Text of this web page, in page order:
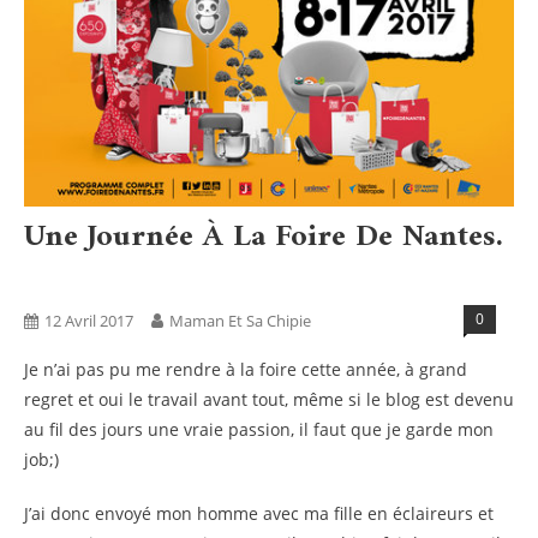
Une Journée À La Foire De Nantes.
12 Avril 2017 Maman Et Sa Chipie 0
Je n’ai pas pu me rendre à la foire cette année, à grand
regret et oui le travail avant tout, même si le blog est devenu
au fil des jours une vraie passion, il faut que je garde mon
job;)
J’ai donc envoyé mon homme avec ma fille en éclaireurs et